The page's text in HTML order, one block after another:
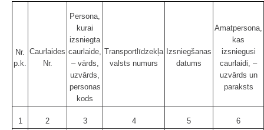
Nr.
p.k.
Caurlaides
Nr.
Persona,
kurai
izsniegta
caurlaide,
– vārds,
uzvārds,
personas
kods
Transportlīdzekļa
valsts numurs
Izsniegšanas
datums
Amatpersona,
kas
izsniegusi
caurlaidi, –
uzvārds un
paraksts
1 2 3 4 5 6